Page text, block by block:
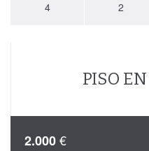
4
2
PISO
2.000€